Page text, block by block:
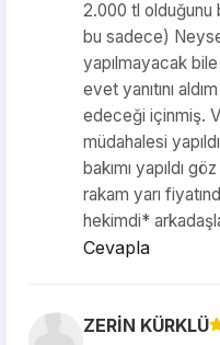
2.000 tl olduğunu
bu sadece)
yapılmayacak
evet yanıtını
edeceği içinmiş.
müdahalesi
bakımı yapıldı
rakam yarı
hekimdi*
Cevapla
ZERİN KÜRKLÜ